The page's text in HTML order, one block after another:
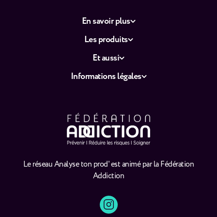
Le réseau Analyse ton prod' est animé par la Fédération
Addiction
En savoir plus
Les produits
Et aussi
Informations légales